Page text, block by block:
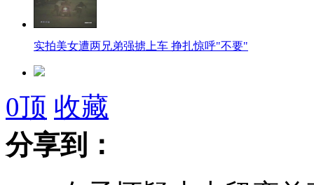
实拍美女遭两兄弟强掳上车 挣扎惊呼"不要"
青岛车管所开淘宝店 可补办驾驶证
实拍行人闯红灯被查 朝交警怒吼:这是在敲诈
0顶 收藏
分享到：